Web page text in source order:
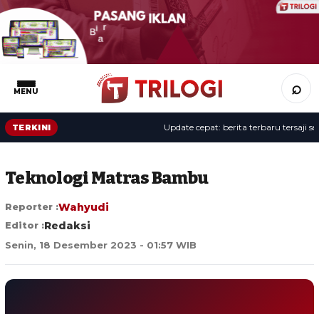
MENU ⌕
TERKINI Update cepat: berita terbaru tersaji
Teknologi Matras Bambu
Reporter :Wahyudi
Editor :Redaksi
Senin, 18 Desember 2023 - 01:57 WIB